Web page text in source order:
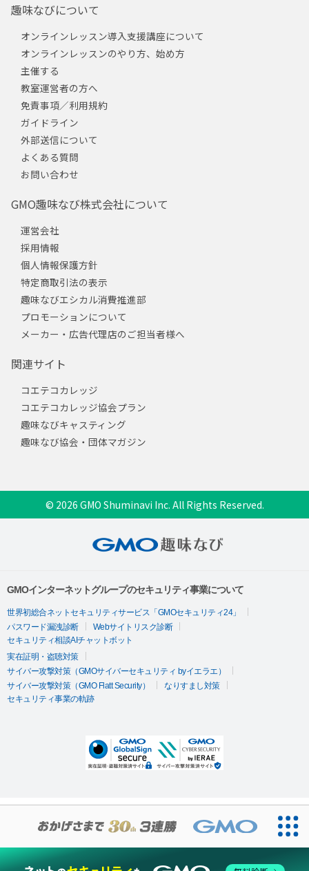
趣味なびについて
オンラインレッスン導入支援講座について
オンラインレッスンのやり方、始め方
主催する
教室運営者の方へ
免責事項／利用規約
ガイドライン
外部送信について
よくある質問
お問い合わせ
GMO趣味なび株式会社について
運営会社
採用情報
個人情報保護方針
特定商取引法の表示
趣味なびエシカル消費推進部
プロモーションについて
メーカー・広告代理店のご担当者様へ
関連サイト
コエテコカレッジ
コエテコカレッジ協会プラン
趣味なびキャスティング
趣味なび協会・団体マガジン
© 2026 GMO Shuminavi Inc. All Rights Reserved.